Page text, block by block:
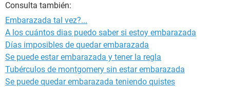
Consulta también:
Embarazada tal vez?...
A los cuántos dias puedo saber si estoy embarazada
Días imposibles de quedar embarazada
Se puede estar embarazada y tener la regla
Tubérculos de montgomery sin estar embarazada
Se puede quedar embarazada teniendo quistes